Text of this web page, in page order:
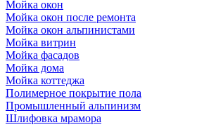
Мойка окон
Мойка окон после ремонта
Мойка окон альпинистами
Мойка витрин
Мойка фасадов
Мойка дома
Мойка коттеджа
Полимерное покрытие пола
Промышленный альпинизм
Шлифовка мрамора